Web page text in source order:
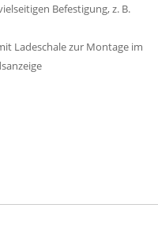
Befestigung, z. B.
Ladeschale zur Montage im